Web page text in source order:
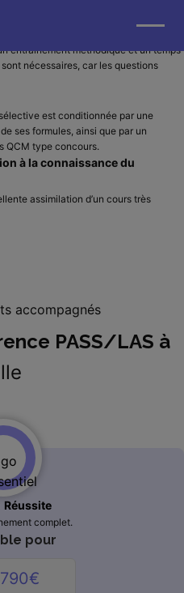
entraînement méthodique et un temps
nécessaires, car les questions
est conditionnée par une
ses formules, ainsi que par un
QCM type concours.
à la connaissance du
assimilation d’un cours très
accompagnés
PASS/LAS à
Réussite
complet.
pour
790€